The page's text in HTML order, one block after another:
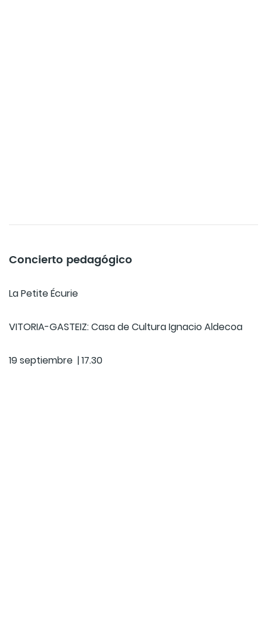
Concierto pedagógico
La Petite Écurie
VITORIA-GASTEIZ: Casa de Cultura Ignacio Aldecoa
19 septiembre | 17.30